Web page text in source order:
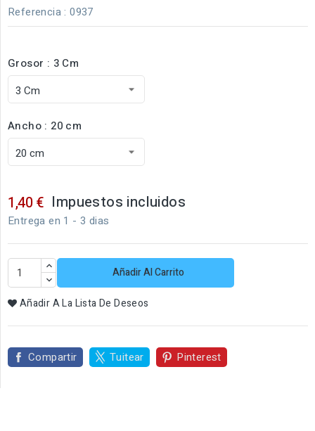
Referencia : 0937
Grosor : 3 Cm
Ancho : 20 cm
1,40 € Impuestos incluidos
Entrega en 1 - 3 dias
Añadir Al Carrito
Añadir A La Lista De Deseos
Compartir Tuitear Pinterest